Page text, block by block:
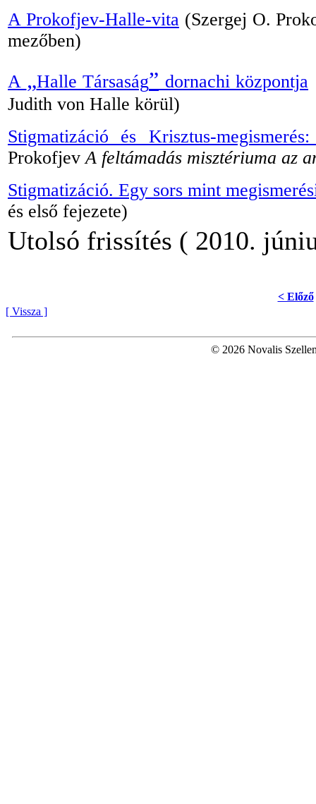
A Prokofjev-Halle-vita(Szergej O.
mezőben)
A „Halle Társaság” dornachi központja
Judith von Halle körül)
Stigmatizáció és Krisztus-megismerés:
ProkofjevA feltámadás misztériuma az
Stigmatizáció. Egy sors mint
és első fejezete)
Utolsó frissítés ( 2010.
< Előző
[ Vissza ]
© 2026 Novalis